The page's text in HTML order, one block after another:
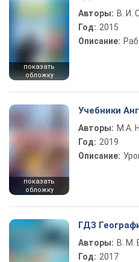
показать
обложку
Авторы: В. И.
Год: 2015
Описание:
показать
обложку
Учебники
Авторы: М.А.
Год: 2019
Описание:
ГДЗ
Авторы: В. М.
Год: 2017